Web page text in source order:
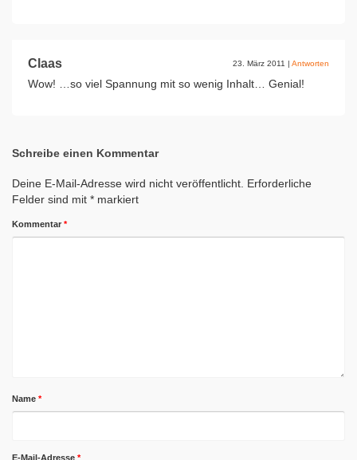
Claas 23. März 2011 | Antworten
Wow! …so viel Spannung mit so wenig Inhalt… Genial!
Schreibe einen Kommentar
Deine E-Mail-Adresse wird nicht veröffentlicht. Erforderliche
Felder sind mit * markiert
Kommentar *
Name *
E-Mail-Adresse *